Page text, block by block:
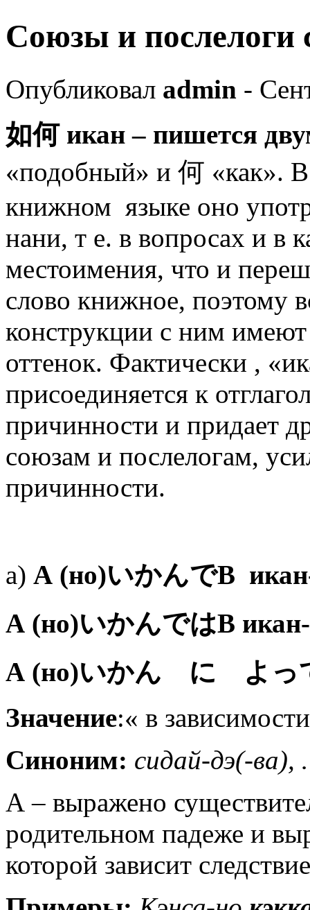
Союзы и послелоги
Опубликовал admin -
如何 икан – пишется
«подобный» и 何 «как».
книжном языке оно
нани, т е. в вопросах и в
местоимения, что и
слово книжное, поэтому
конструкции с ним
оттенок. Фактически ,
присоединяется к
причинности и придает
союзам и послелогам,
причинности.
а) А (но)いかんでВ
А (но)いかんではВ
А (но)いかん に よ
Значение:« в
Синоним: сидай-дэ(-ва),
А – выражено
родительном падеже и
которой зависит